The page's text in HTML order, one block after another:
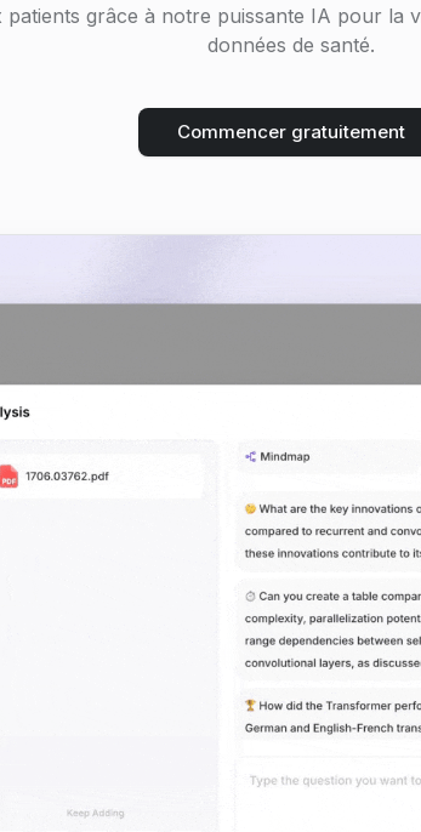
patients grâce à notre puissante IA pour la
données de santé.
Commencer gratuitement